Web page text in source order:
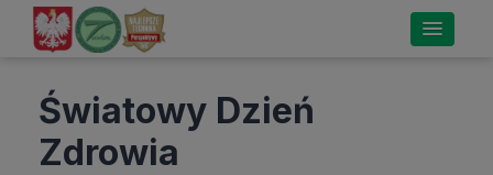
Światowy Dzień
Zdrowia